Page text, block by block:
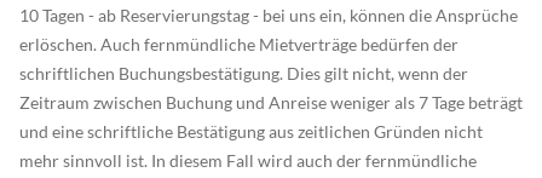
10 Tagen - ab Reservierungstag - bei uns ein, können die Ansprüche
erlöschen. Auch fernmündliche Mietverträge bedürfen der
schriftlichen Buchungsbestätigung. Dies gilt nicht, wenn der
Zeitraum zwischen Buchung und Anreise weniger als 7 Tage beträgt
und eine schriftliche Bestätigung aus zeitlichen Gründen nicht
mehr sinnvoll ist. In diesem Fall wird auch der fernmündliche